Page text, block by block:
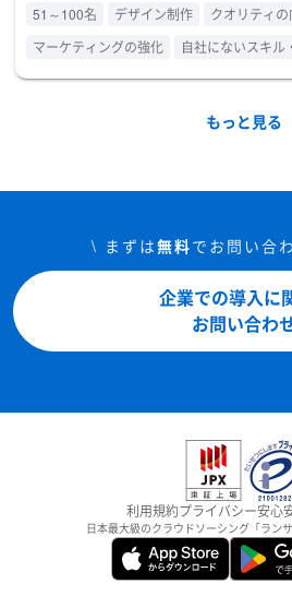
保育園・幼稚園 塾・
大学・学校 学術
タン
水
官
51～100名 デザイン制作
クオリティの
マーケティングの強化
自社にないスキル
もっと見る
\ まずは無料でお問い合
企業での導入に
お問い合わ
利用規約プライバシー安心
日本最大級のクラウドソーシング「ランサ